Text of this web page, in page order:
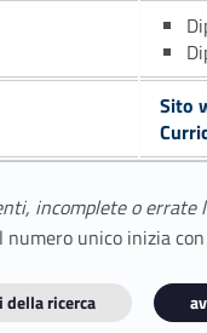
Sito
incomplete o errate
unico inizia
ricerca